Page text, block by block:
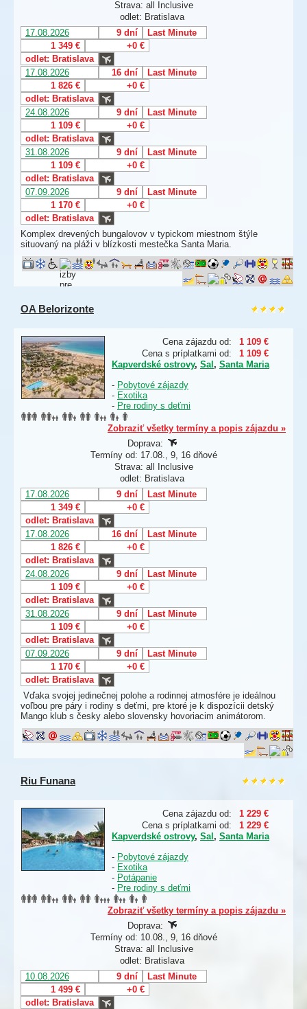
Strava: all Inclusive
odlet: Bratislava
17.08.2026
9 dní
Last Minute
1 349 €
+0 €
odlet: Bratislava
17.08.2026
16 dní
Last Minute
1 826 €
+0 €
odlet: Bratislava
24.08.2026
9 dní
Last Minute
1 109 €
+0 €
odlet: Bratislava
31.08.2026
9 dní
Last Minute
1 109 €
+0 €
odlet: Bratislava
07.09.2026
9 dní
Last Minute
1 170 €
+0 €
odlet: Bratislava
Komplex drevených bungalovov v typickom miestnom štýle
situovaný na pláži v blízkosti mestečka Santa Maria.
OA Belorizonte
Cena zájazdu od:
1 109 €
Cena s príplatkami od:
1 109 €
Kapverdské ostrovy, Sal , Santa Maria
- Pobytové zájazdy
- Exotika
- Pre rodiny s deťmi
Zobraziť všetky termíny a popis zájazdu »
Doprava:
Termíny od: 17.08., 9, 16 dňové
Strava: all Inclusive
odlet: Bratislava
17.08.2026
9 dní
Last Minute
1 349 €
+0 €
odlet: Bratislava
17.08.2026
16 dní
Last Minute
1 826 €
+0 €
odlet: Bratislava
24.08.2026
9 dní
Last Minute
1 109 €
+0 €
odlet: Bratislava
31.08.2026
9 dní
Last Minute
1 109 €
+0 €
odlet: Bratislava
07.09.2026
9 dní
Last Minute
1 170 €
+0 €
odlet: Bratislava
Vďaka svojej jedinečnej polohe a rodinnej atmosfére je ideálnou
voľbou pre páry i rodiny s deťmi, pre ktoré je k dispozícii detský
Mango klub s česky alebo slovensky hovoriacim animátorom.
Riu Funana
Cena zájazdu od:
1 229 €
Cena s príplatkami od:
1 229 €
Kapverdské ostrovy, Sal , Santa Maria
- Pobytové zájazdy
- Exotika
- Potápanie
- Pre rodiny s deťmi
Zobraziť všetky termíny a popis zájazdu »
Doprava:
Termíny od: 10.08., 9, 16 dňové
Strava: all Inclusive
odlet: Bratislava
10.08.2026
9 dní
Last Minute
1 499 €
+0 €
odlet: Bratislava